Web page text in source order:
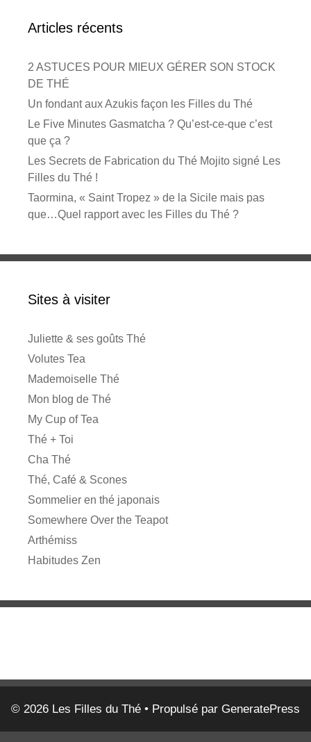
Articles récents
2 ASTUCES POUR MIEUX GÉRER SON STOCK
DE THÉ
Un fondant aux Azukis façon les Filles du Thé
Le Five Minutes Gasmatcha ? Qu’est-ce-que c’est
que ça ?
Les Secrets de Fabrication du Thé Mojito signé Les
Filles du Thé !
Taormina, « Saint Tropez » de la Sicile mais pas
que…Quel rapport avec les Filles du Thé ?
Sites à visiter
Juliette & ses goûts Thé
Volutes Tea
Mademoiselle Thé
Mon blog de Thé
My Cup of Tea
Thé + Toi
Cha Thé
Thé, Café & Scones
Sommelier en thé japonais
Somewhere Over the Teapot
Arthémiss
Habitudes Zen
© 2026 Les Filles du Thé • Propulsé par GeneratePress